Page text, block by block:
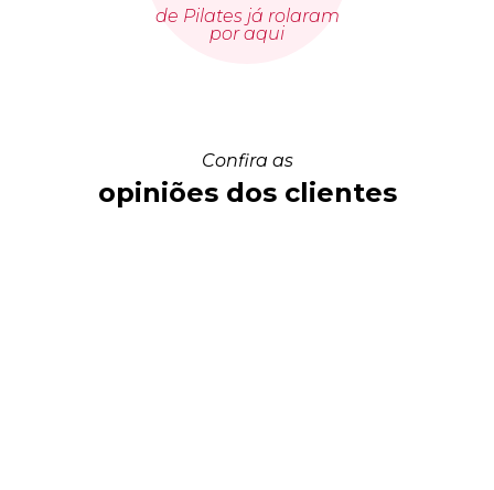
de Pilates já rolaram
por aqui
Confira as
opiniões dos clientes